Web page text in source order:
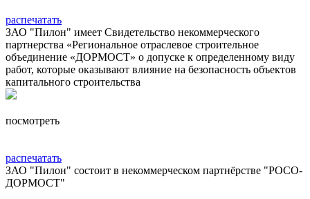
распечатать
ЗАО "Пилон" имеет Свидетельство некоммерческого
партнерства «Региональное отраслевое строительное
объединение «ДОРМОСТ» о допуске к определенному виду
работ, которые оказывают влияние на безопасность объектов
капитального строительства
посмотреть
распечатать
ЗАО "Пилон" состоит в некоммерческом партнёрстве "РОСО-
ДОРМОСТ"